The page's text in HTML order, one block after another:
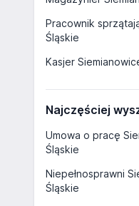
Pracownik
Śląskie
Kasjer
Najczęściej
Umowa o pracę
Śląskie
Niepełnosprawni
Śląskie